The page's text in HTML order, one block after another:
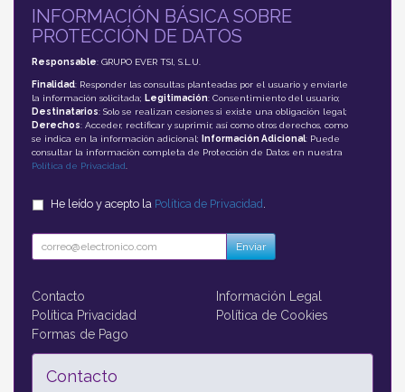
INFORMACIÓN BÁSICA SOBRE
PROTECCIÓN DE DATOS
Responsable: GRUPO EVER TSI, S.L.U.
Finalidad: Responder las consultas planteadas por el usuario y enviarle
la información solicitada; Legitimación: Consentimiento del usuario;
Destinatarios: Solo se realizan cesiones si existe una obligación legal;
Derechos: Acceder, rectificar y suprimir, así como otros derechos, como
se indica en la información adicional;
Información Adicional: Puede
consultar la información completa de Protección de Datos en nuestra
Política de Privacidad
He leído y acepto la Política de Privacidad
Enviar
Contacto
Información Legal
Política Privacidad
Política de Cookies
Formas de Pago
Contacto